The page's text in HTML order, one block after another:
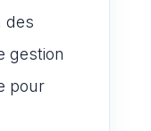
des
gestion
pour